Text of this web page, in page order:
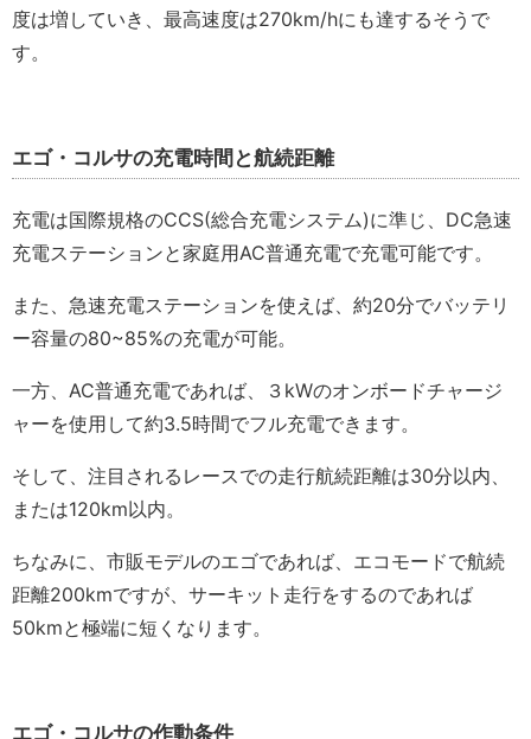
度は増していき、最高速度は270km/hにも達するそうで
す。
エゴ・コルサの充電時間と航続距離
充電は国際規格のCCS(総合充電システム)に準じ、DC急速
充電ステーションと家庭用AC普通充電で充電可能です。
また、急速充電ステーションを使えば、約20分でバッテリ
ー容量の80~85%の充電が可能。
一方、AC普通充電であれば、３kWのオンボードチャージ
ャーを使用して約3.5時間でフル充電できます。
そして、注目されるレースでの走行航続距離は30分以内、
または120km以内。
ちなみに、市販モデルのエゴであれば、エコモードで航続
距離200kmですが、サーキット走行をするのであれば
50kmと極端に短くなります。
エゴ・コルサの作動条件